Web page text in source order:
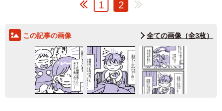
1 2
この記事の画像 全ての画像（全3枚）